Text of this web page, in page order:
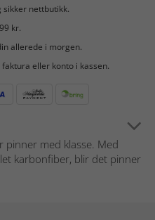
sikker nettbutikk.
kr.
allerede i morgen.
faktura eller konto i kassen.
pinner med klasse. Med
karbonfiber, blir det pinner